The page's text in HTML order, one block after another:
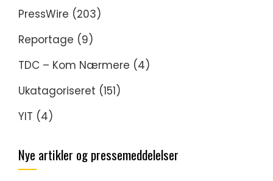
PressWire (203)
Reportage (9)
TDC – Kom Nærmere (4)
Ukatagoriseret (151)
YIT (4)
Nye artikler og pressemeddelelser